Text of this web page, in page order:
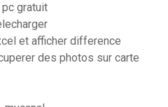
gratuit
et afficher difference
des photos sur carte